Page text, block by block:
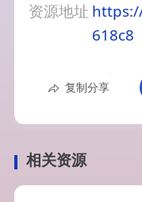
资源地址
618c8
复制分享
相关资源